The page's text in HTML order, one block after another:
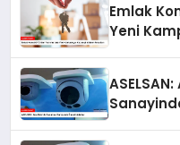
Emlak
Yeni